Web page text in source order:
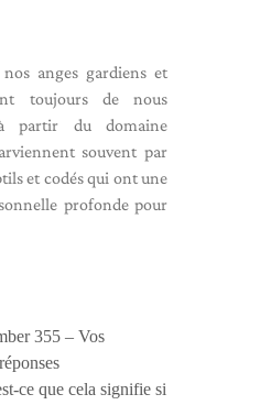
nos anges gardiens et
toujours de nous
partir du domaine
souvent par
et codés qui ont une
profonde pour
355 – Vos
ce que cela signifie si